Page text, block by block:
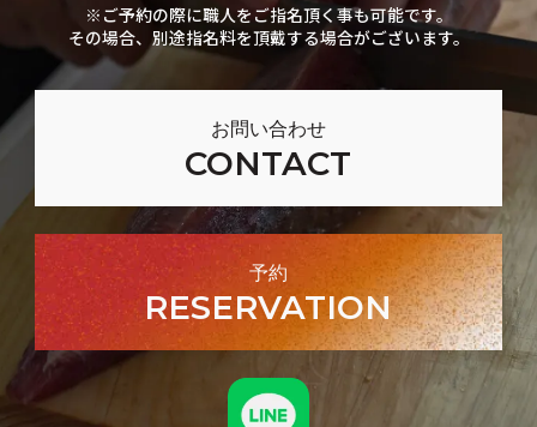
※ご予約の際に職人をご指名頂く事も可能です。
その場合、別途指名料を頂戴する場合がございます。
お問い合わせ
CONTACT
予約
RESERVATION